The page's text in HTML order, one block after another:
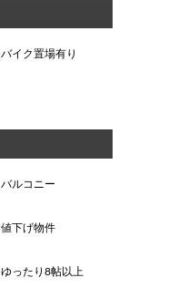
バイク置場有り
バルコニー
値下げ物件
ゆったり8帖以上